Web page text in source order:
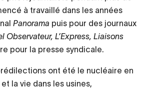
à travaillé dans les années
Panorama puis pour des journaux
Observateur, L’Express, Liaisons
pour la presse syndicale.
ont été le nucléaire en
la vie dans les usines,